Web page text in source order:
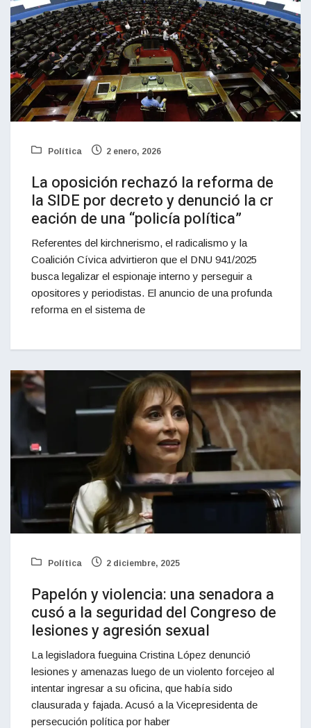
Política 2 enero, 2026
La oposición rechazó la reforma de
la SIDE por decreto y denunció la cr
eación de una “policía política”
Referentes del kirchnerismo, el radicalismo y la
Coalición Cívica advirtieron que el DNU 941/2025
busca legalizar el espionaje interno y perseguir a
opositores y periodistas. El anuncio de una profunda
reforma en el sistema de
Política 2 diciembre, 2025
Papelón y violencia: una senadora a
cusó a la seguridad del Congreso de
lesiones y agresión sexual
La legisladora fueguina Cristina López denunció
lesiones y amenazas luego de un violento forcejeo al
intentar ingresar a su oficina, que había sido
clausurada y fajada. Acusó a la Vicepresidenta de
persecución política por haber